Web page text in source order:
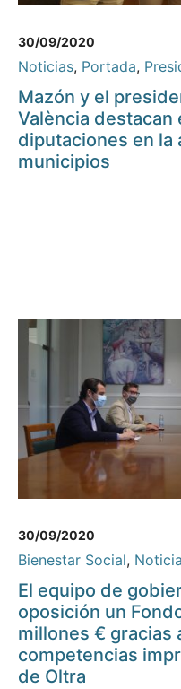
30/09/2020
Noticias, Portada,
Mazón y el
València destacan
diputaciones en la
municipios
30/09/2020
Bienestar Social,
El equipo de
oposición un
millones € gracias
competencias
de Oltra